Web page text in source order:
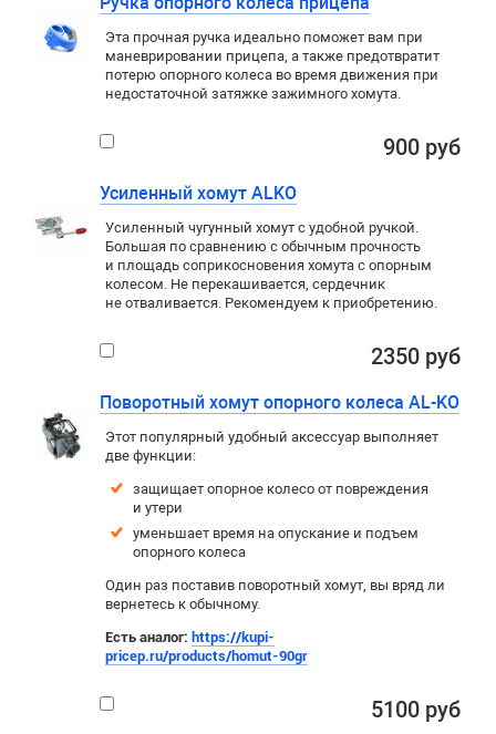
Эта прочная ручка идеально поможет вам при
маневрировании прицепа, а также предотвратит
потерю опорного колеса во время движения при
недостаточной затяжке зажимного хомута.
900 руб
Усиленный хомут ALKO
Усиленный чугунный хомут с удобной ручкой.
Большая по сравнению с обычным прочность
и площадь соприкосновения хомута с опорным
колесом. Не перекашивается, сердечник
не отваливается. Рекомендуем к приобретению.
2350 руб
Поворотный хомут опорного колеса AL-KO
Этот популярный удобный аксессуар выполняет
две функции:
защищает опорное колесо от повреждения
и утери
уменьшает время на опускание и подъем
опорного колеса
Один раз поставив поворотный хомут, вы вряд ли
вернетесь к обычному.
Есть аналог: https://kupi-
pricep.ru/products/homut-90gr
5100 руб